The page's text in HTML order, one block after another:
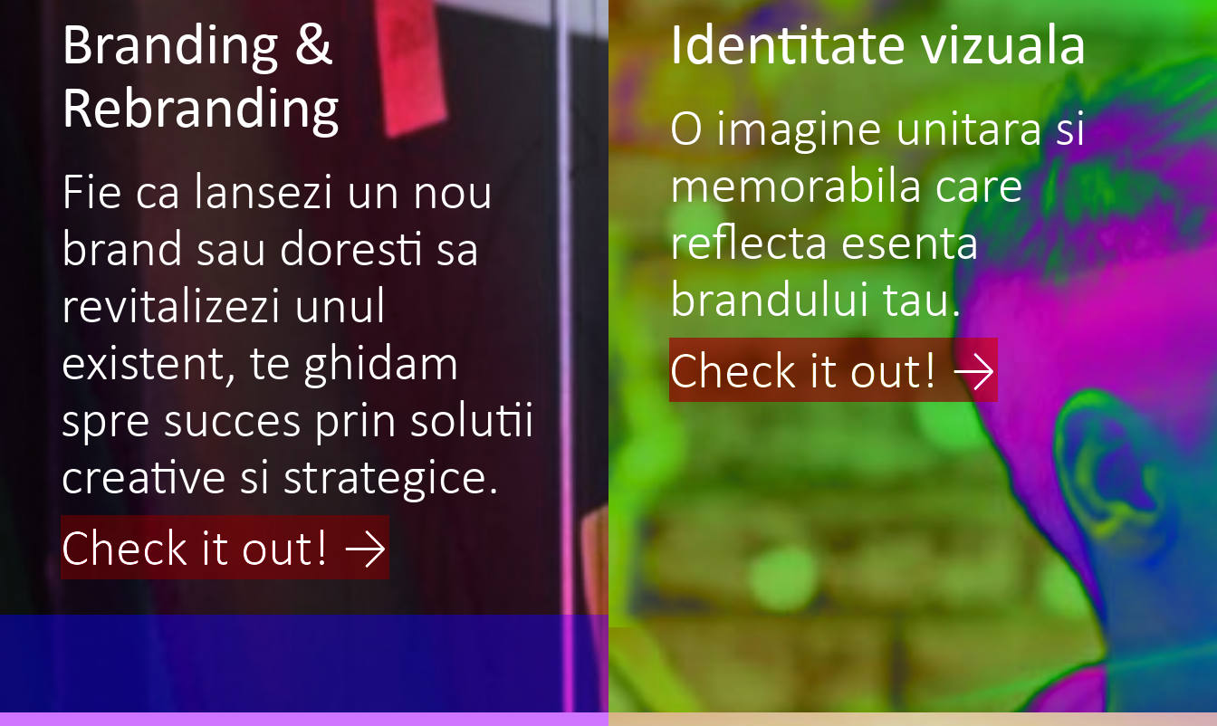
Branding &
Rebranding
Fie ca lansezi un nou
brand sau doresti sa
revitalizezi unul
existent, te ghidam
spre succes prin solutii
creative si strategice.
Check it out! →
Identitate vizuala
O imagine unitara si
memorabila care
reflecta esenta
brandului tau.
Check it out! →